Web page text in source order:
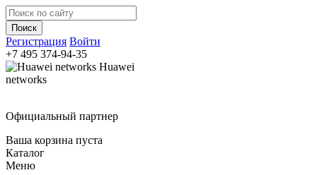
Регистрация Войти
+7 495 374-94-35
Huawei
networks
Официальный партнер
Ваша корзина пуста
Каталог
Меню